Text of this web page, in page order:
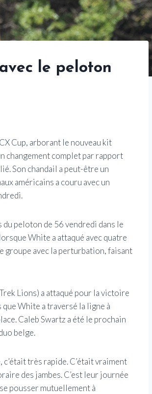
le peloton
Cup, arborant le nouveau kit
changement complet par rapport
Son chandail a peut-être un
américains a couru avec un
peloton de 56 vendredi dans le
White a attaqué avec quatre
groupe avec la perturbation, faisant
Lions) a attaqué pour la victoire
White a traversé la ligne à
Caleb Swartz a été le prochain
belge.
c’était très rapide. C’était vraiment
des jambes. C’est leur journée
pousser mutuellement à